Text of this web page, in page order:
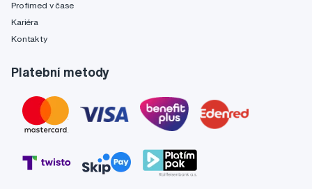
Profimed v čase
Kariéra
Kontakty
Platební metody